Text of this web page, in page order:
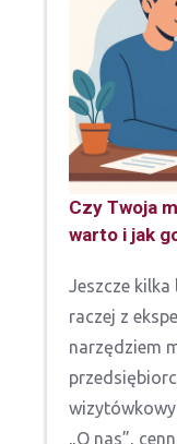
Czy Twoja
warto i jak
Jeszcze
raczej z
narzędziem
„O nas”,